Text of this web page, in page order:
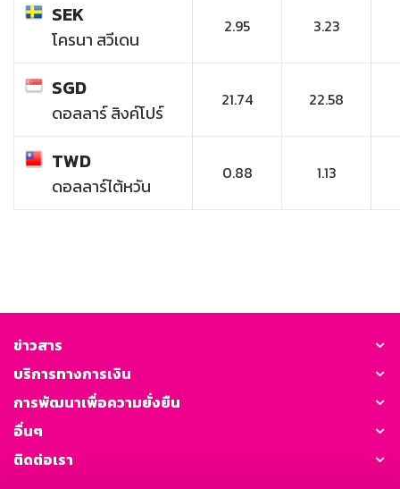
SEK
โครนา สวีเดน
2.95 3.23
SGD
ดอลลาร์ สิงค์โปร์
21.74 22.58
TWD
ดอลลาร์ไต้หวัน
0.88 1.13
ข่าวสาร
บริการทางการเงิน
การพัฒนาเพื่อความยั่งยืน
อื่นๆ
ติดต่อเรา